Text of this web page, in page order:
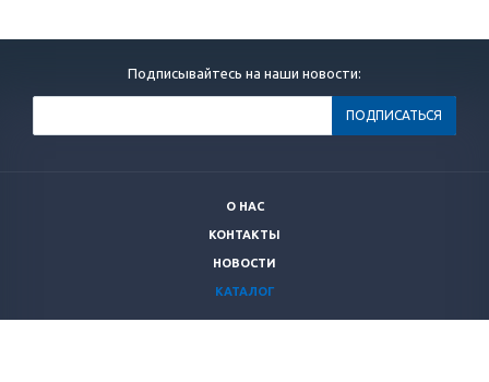
Подписывайтесь на наши новости:
О НАС
КОНТАКТЫ
НОВОСТИ
КАТАЛОГ